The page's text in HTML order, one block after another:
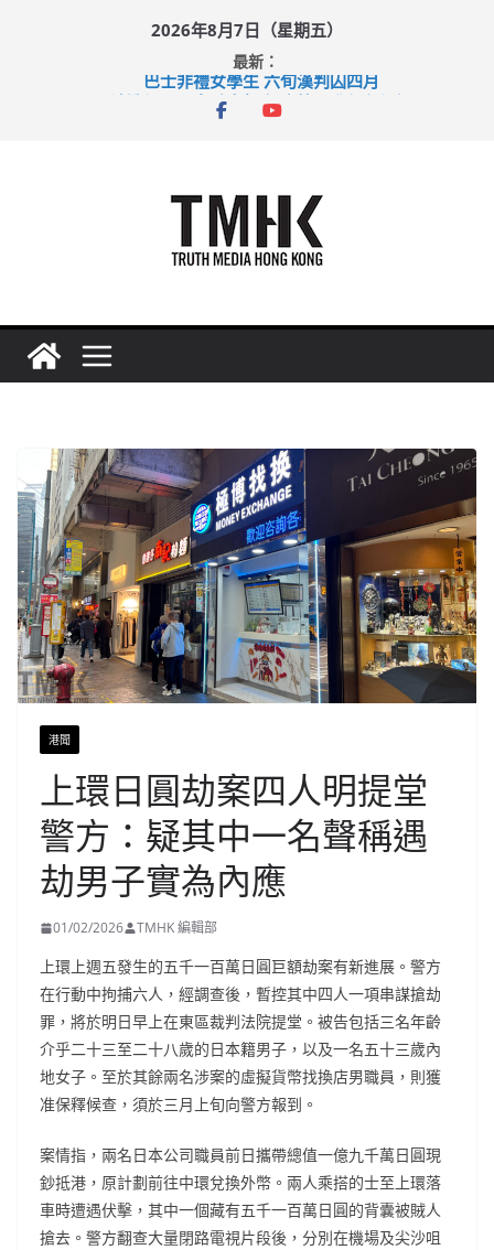
2026年8月7日（星期五）
最新：
巴士非禮女學生 六旬漢判囚四月
涉造假公屋富戶申報表 倉管員准保釋候訊
港聞
上環日圓劫案四人明提堂
警方：疑其中一名聲稱遇
劫男子實為內應
01/02/2026 TMHK 編輯部
上環上週五發生的五千一百萬日圓巨額劫案有新進展。警方
在行動中拘捕六人，經調查後，暫控其中四人一項串謀搶劫
罪，將於明日早上在東區裁判法院提堂。被告包括三名年齡
介乎二十三至二十八歲的日本籍男子，以及一名五十三歲內
地女子。至於其餘兩名涉案的虛擬貨幣找換店男職員，則獲
准保釋候查，須於三月上旬向警方報到。
案情指，兩名日本公司職員前日攜帶總值一億九千萬日圓現
鈔抵港，原計劃前往中環兌換外幣。兩人乘搭的士至上環落
車時遭遇伏擊，其中一個藏有五千一百萬日圓的背囊被賊人
搶去。警方翻查大量閉路電視片段後，分別在機場及尖沙咀